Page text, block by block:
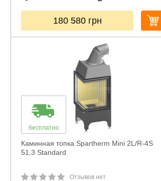
180 580 грн
бесплатно
Каминная топка Spartherm Mini 2L/R-4S
51,3 Standard
Отзывов нет